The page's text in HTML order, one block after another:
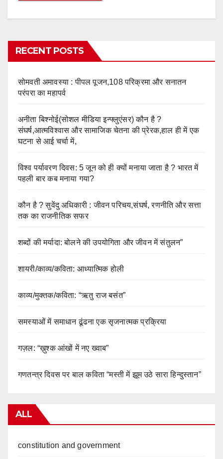
RECENT POSTS
सोमवती अमावस्या : पीपल पूजन,108 परिक्रमा और सनातन
परंपरा का महापर्व
अनीता बिश्नोई(सोशल मीडिया इन्फ्लुएंसर) कौन है ?
संघर्ष,आत्मविश्वास और सामाजिक चेतना की प्रेरक,हाल ही में एक
घटना से आई चर्चा में,
विश्व पर्यावरण दिवस: 5 जून को ही क्यों मनाया जाता है ? भारत में
पहली बार कब मनाया गया?
कौन है ? सुवेंदु अधिकारी : जीवन परिचय,संघर्ष, रणनीति और सत्ता
तक का राजनीतिक सफर
शब्दों की मर्यादा: बोलने की उपयोगिता और जीवन में संतुलन”
शायरी/काव्य/कविता: आध्यात्मिक होली
काव्य/मुक्तक/कविता: “ऋतु राज बसंत”
समस्याओं में समाधान ढूंढना एक सृजनात्मक प्रक्रिया
गज़ल: “ख़ुश्क आंखों में नए ख्वाब”
गणतन्त्र दिवस पर बाल कविता “मस्ती में झूम उठे सारा हिन्दुस्तान”
ALL
constitution and government